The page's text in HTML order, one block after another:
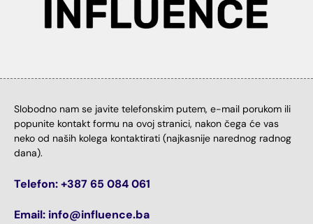
Slobodno nam se javite telefonskim putem, e-mail porukom ili
popunite kontakt formu na ovoj stranici, nakon čega će vas
neko od naših kolega kontaktirati (najkasnije narednog radnog
dana).
Telefon: +387 65 084 061
Email: info@influence.ba